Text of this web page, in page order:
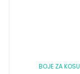
BOJE ZA KOSU